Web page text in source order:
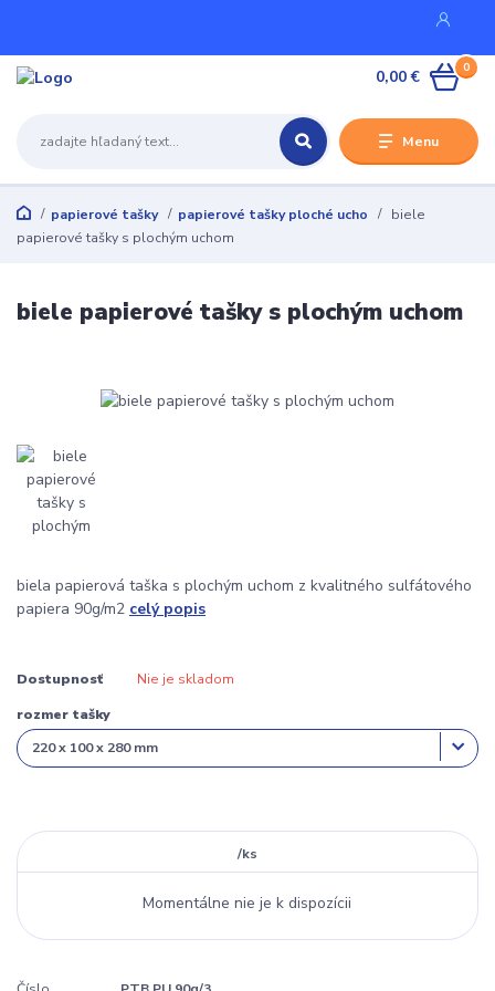
Menu
0
0,00 €
papierové tašky papierové tašky ploché ucho
biele
papierové tašky s plochým uchom
biele papierové tašky s plochým uchom
biela papierová taška s plochým uchom z kvalitného sulfátového
papiera 90g/m2 celý popis
Dostupnosť Nie je skladom
rozmer tašky
/ks
Momentálne nie je k dispozícii